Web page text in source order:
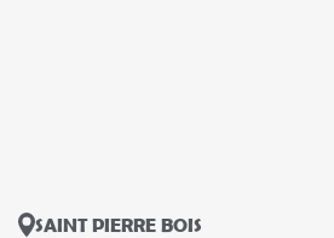
SAINT PIERRE BOIS